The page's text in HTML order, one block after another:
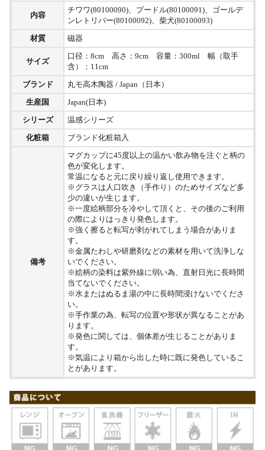
内容
チワワ(80100090)、プードル(80100091)、ゴールデ
ンレトリバー(80100092)、柴犬(80100093)
材質
磁器
サイズ
口径：8cm 高さ：9cm 容量：300ml 幅（取手
含）：11cm
ブランド
丸モ高木陶器 / Japan（日本）
生産国
Japan(日本)
シリーズ
温感シリーズ
化粧箱
ブランド化粧箱入
備考
マグカップに45度以上の温かい飲み物を注ぐと柄の
色が変化します。
常温になると元に戻り繰り返し使用できます。
※グラスは人口吹き（手作り）のためサイズなど多
少の違いが生じます。
※一度絵柄部分を冷やして頂くと、その後のご利用
の際によりはっきり発色します。
※強く擦ると転写が剥がれてしまう場合がありま
す。
※金属たわしや研磨剤などの素材を用いて洗浄しな
いでください。
※絵柄の染料は紫外線に弱い為、直射日光に長時間
当てないでください。
※水またはぬるま湯の中に長時間浸けないでくださ
い。
※手作業の為、転写の位置や形状が異なることがあ
ります。
※発色に関しては、個体差が生じることがありま
す。
※気温により箱から出した時に既に発色しているこ
とがあります。